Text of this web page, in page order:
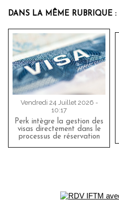
DANS LA MÊME RUBRIQUE :
Vendredi 24 Juillet 2026 -
10:17
Perk intègre la gestion des
visas directement dans le
processus de réservation